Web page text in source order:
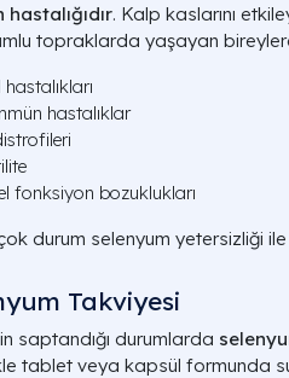
hastalığıdır. Kalp kaslarını
topraklarda yaşayan
hastalıklar
fonksiyon bozuklukları
durum selenyum yetersizliği ile
Takviyesi
saptandığı durumlarda
tablet veya kapsül formunda